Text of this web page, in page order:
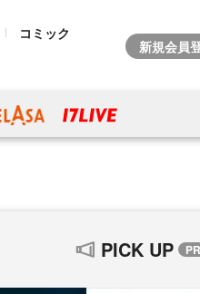
コミック
PICK UP